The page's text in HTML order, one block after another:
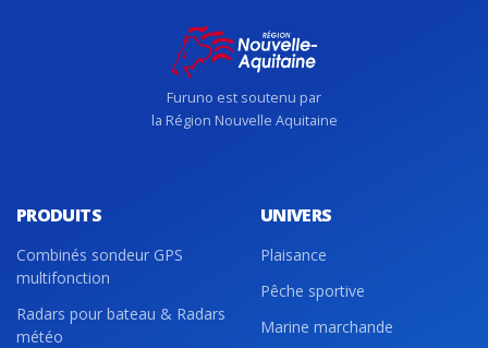
Furuno est soutenu par
la Région Nouvelle Aquitaine
PRODUITS
Combinés sondeur GPS
multifonction
Radars pour bateau & Radars
météo
UNIVERS
Plaisance
Pêche sportive
Marine marchande